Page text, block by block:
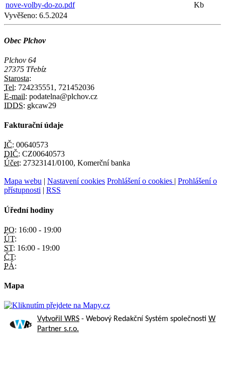
nove-volby-do-zo.pdf
Kb
Vyvěšeno: 6.5.2024
Obec Plchov
Plchov 64
27375 Třebíz
Starosta:
Tel: 724235551, 721452036
E-mail: podatelna@plchov.cz
IDDS: gkcaw29
Fakturační údaje
IČ: 00640573
DIČ: CZ00640573
Účet: 27323141/0100, Komerční banka
Mapa webu | Nastavení cookies Prohlášení o cookies | Prohlášení o
přístupnosti | RSS
Úřední hodiny
PO: 16:00 - 19:00
ÚT:
ST: 16:00 - 19:00
ČT:
PÁ:
Mapa
Vytvořil WRS - Webový Redakční Systém společnosti W
Partner s.r.o.